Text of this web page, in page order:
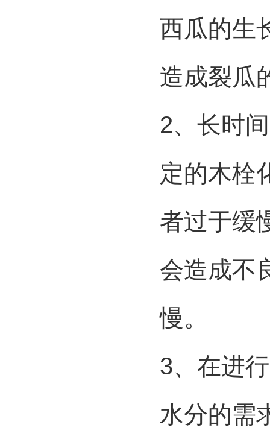
西瓜的生
造成裂瓜
2、长时
定的木栓
者过于缓
会造成不
慢。
3、在进
水分的需